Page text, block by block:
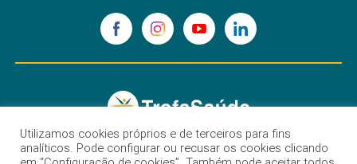
Trofa Saúde Gaia
Utilizamos cookies próprios e de terceiros para fins
analíticos. Pode configurar ou recusar os cookies clicando